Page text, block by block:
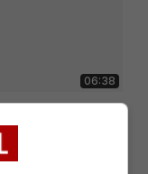
06:38